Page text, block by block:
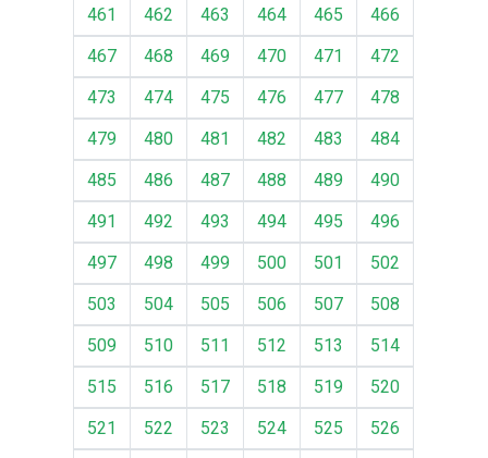
461
462 463 464 465
466
467
468 469 470 471
472
473
474 475 476 477
478
479
480 481 482 483
484
485
486 487 488 489
490
491
492 493 494 495
496
497
498 499 500 501
502
503
504 505 506 507
508
509
510 511 512 513
514
515
516 517 518 519
520
521
522 523 524 525
526